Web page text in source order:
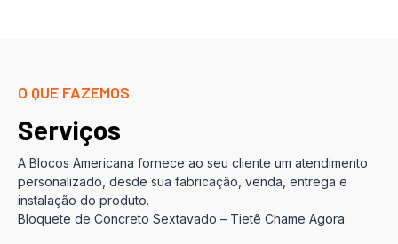
O QUE FAZEMOS
Serviços
A Blocos Americana fornece ao seu cliente um atendimento
personalizado, desde sua fabricação, venda, entrega e
instalação do produto.
Bloquete de Concreto Sextavado – Tietê Chame Agora